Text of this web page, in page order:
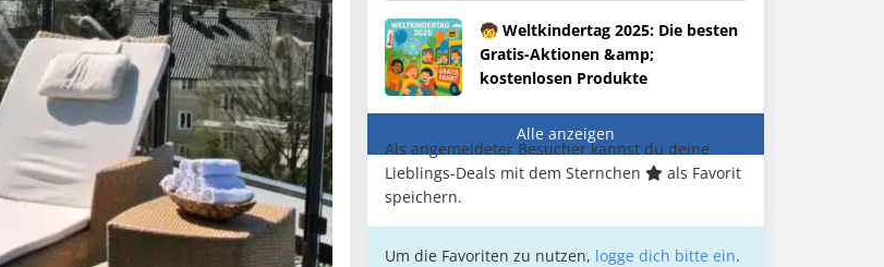
🧒 Weltkindertag 2025: Die besten
Gratis-Aktionen &amp;
kostenlosen Produkte
Alle anzeigen
Als angemeldeter Besucher kannst du deine
Lieblings-Deals mit dem Sternchen
als Favorit
speichern.
Um die Favoriten zu nutzen, logge dich bitte ein.